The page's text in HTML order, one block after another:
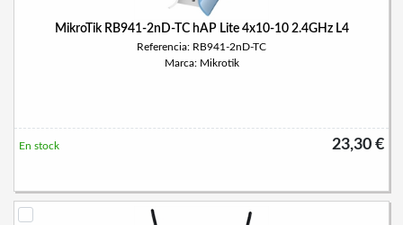
MikroTik RB941-2nD-TC hAP Lite 4x10-10 2.4GHz L4
Referencia: RB941-2nD-TC
Marca: Mikrotik
23,30 €
En stock